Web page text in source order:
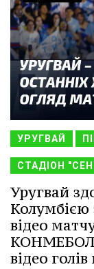
УРУГВАЙ
СТАДІОН
Уругвай
Колумбією
відео
КОНМЕБОЛ}
відео